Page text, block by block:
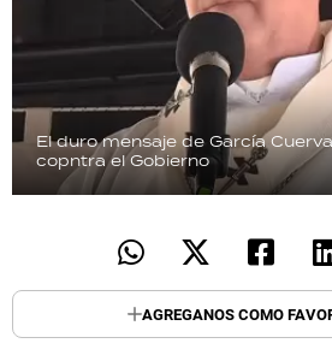
El duro mensaje de García
copntra el Gobierno
AGREGANOS COMO